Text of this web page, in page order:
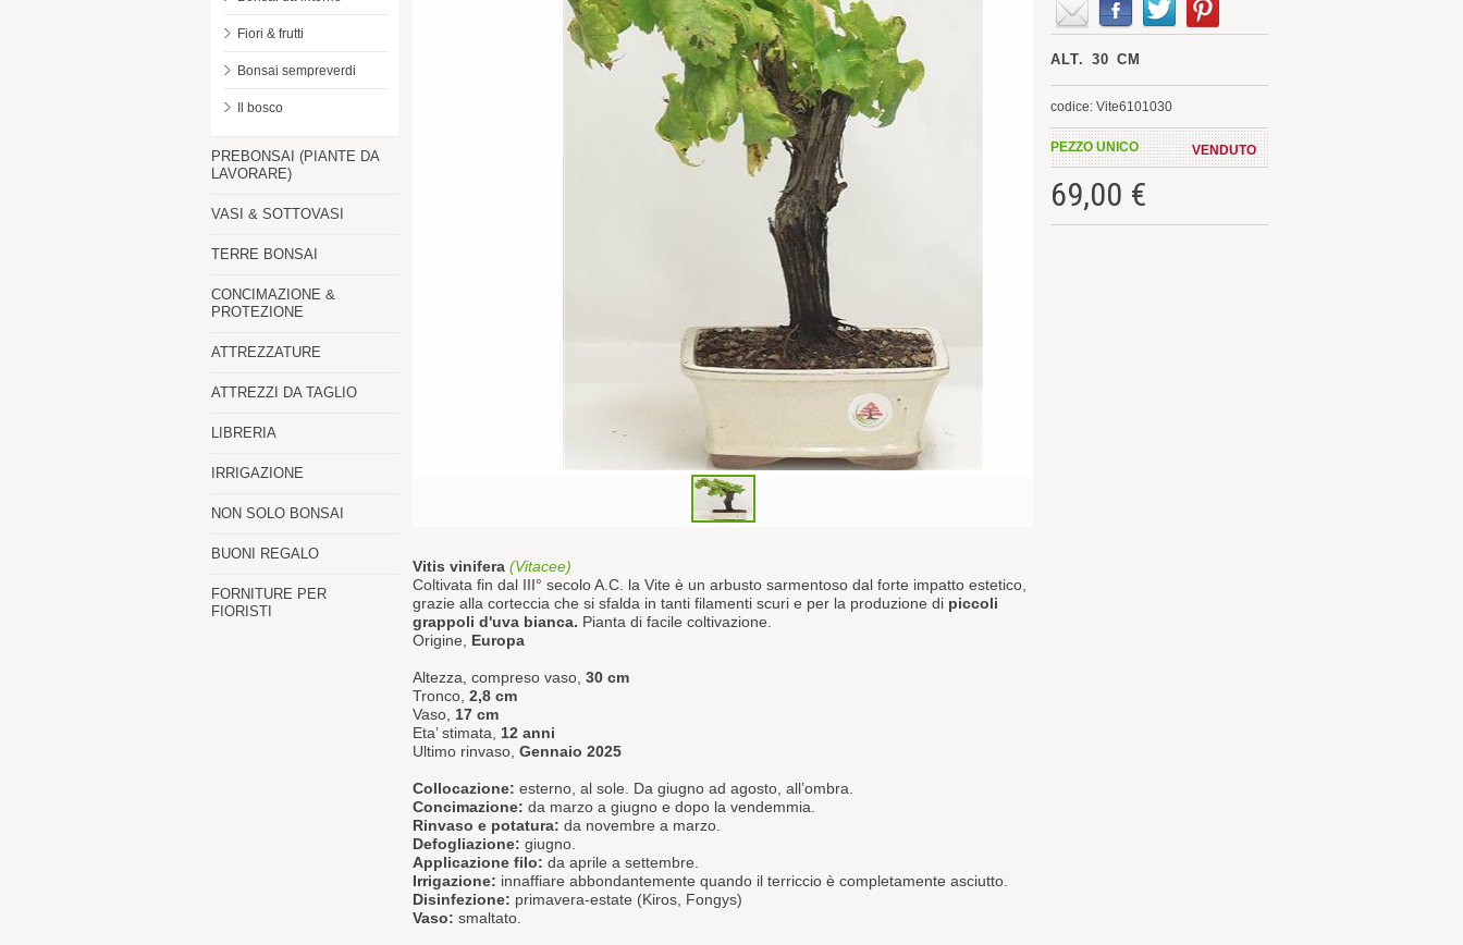
Fiori & frutti
Bonsai sempreverdi
Il bosco
PREBONSAI (PIANTE DA
LAVORARE)
VASI & SOTTOVASI
TERRE BONSAI
CONCIMAZIONE &
PROTEZIONE
ATTREZZATURE
ATTREZZI DA TAGLIO
LIBRERIA
IRRIGAZIONE
NON SOLO BONSAI
BUONI REGALO
FORNITURE PER
FIORISTI
Vitis vinifera (Vitacee)
Coltivata fin dal III° secolo A.C. la Vite è un arbusto sarmentoso dal forte impatto estetico,
grazie alla corteccia che si sfalda in tanti filamenti scuri e per la produzione di piccoli
grappoli d'uva bianca. Pianta di facile coltivazione.
Origine, Europa
Altezza, compreso vaso, 30 cm
Tronco, 2,8 cm
Vaso, 17 cm
Eta’ stimata, 12 anni
Ultimo rinvaso, Gennaio 2025
Collocazione: esterno, al sole. Da giugno ad agosto, all’ombra.
Concimazione: da marzo a giugno e dopo la vendemmia.
Rinvaso e potatura: da novembre a marzo.
Defogliazione: giugno.
Applicazione filo: da aprile a settembre.
Irrigazione: innaffiare abbondantemente quando il terriccio è completamente asciutto.
Disinfezione: primavera-estate (Kiros, Fongys)
Vaso: smaltato.
ALT. 30 CM
codice: Vite6101030
PEZZO UNICO
69,00 €
VENDUTO